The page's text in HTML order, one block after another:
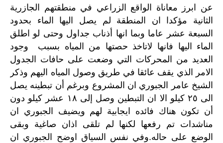
عن ابرز معاناة الواقع الزراعي في منطقتهم الجازرية
الثانية
مؤكدا ان المنطقة لم يصل اليها الماء
بحدود
السبعة عشر عاما وبما انها أذناب جداول وحتى لو اطلق
الماء اليها فانها لاتاخذ حصتها من المياه بسبب
وجود
العديد من المحركات التي وضعت على حافات الجدول
الامر الذي يقف عائقا في طريق وصول المياه اليهم وذكر
الشيخ عامر الجبوري ان المشروع وبرغم أن تبطينه يصل
الى ٢٥ كيلو الا ان التبطين وصل إلى ١٨ عشر كيلو دون
أن تكون هناك فائده ايجابية لهم ويضيف الجبوري ان
مناشدات تم رفعها لكنها لم تلقى اذان صاغية
وبقى
الوضع على حاله.وفي نفس السياق اوضح الجبوري ان